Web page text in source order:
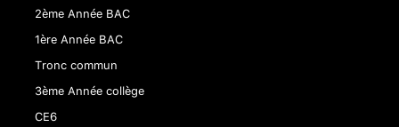
2ème Année BAC
1ère Année BAC
Tronc commun
3ème Année collège
CE6